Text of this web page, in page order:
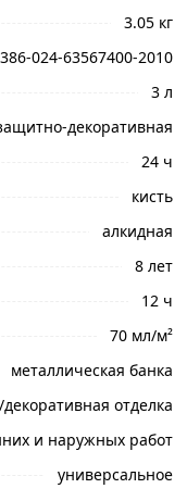
сделать
Наши
доставки
тиксо рябина 3л
полукроющая,
досок, стеновых
плинтусов,
3.05 кг
024-63567400-2010
3 л
декоративная
24 ч
кисть
алкидная
8 лет
12 ч
70 мл/м²
металлическая банка
отделка
и наружных работ
универсальное